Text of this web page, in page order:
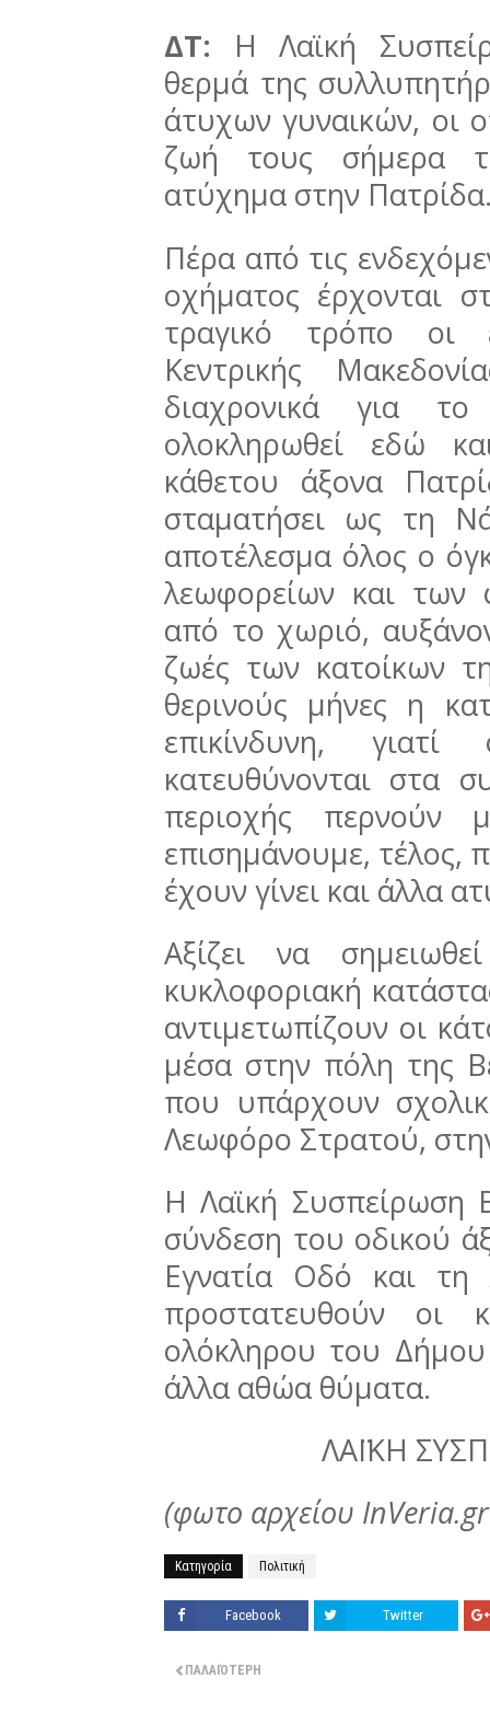
ΔΤ: Η Λαϊκή
θερμά της
άτυχων γυναικών, οι
ζωή τους σήμερα
ατύχημα στην
Πέρα από τις
οχήματος έρχονται
τραγικό τρόπο οι
Κεντρικής
διαχρονικά για
ολοκληρωθεί εδώ
κάθετου άξονα
σταματήσει ως τη
αποτέλεσμα όλος ο
λεωφορείων και των
από το χωριό,
ζωές των κατοίκων
θερινούς μήνες η
επικίνδυνη,
κατευθύνονται στα
περιοχής
επισημάνουμε, τέλος,
έχουν γίνει και άλλα
Αξίζει να
κυκλοφοριακή
αντιμετωπίζουν οι
μέσα στην πόλη της
που υπάρχουν
Λεωφόρο Στρατού,
Η Λαϊκή Συσπείρωση
σύνδεση του οδικού
Εγνατία Οδό και
προστατευθούν οι
ολόκληρου του
άλλα αθώα θύματα.
ΛΑΪΚΗ
(φωτο αρχείου
Κατηγορία Πολιτική
Facebook Twitter
ΠΑΛΑΙΌΤΕΡΗ